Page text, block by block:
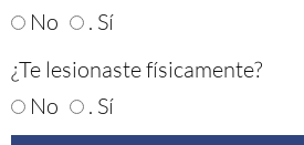
No
. Sí
¿Te lesionaste físicamente?
No
. Sí